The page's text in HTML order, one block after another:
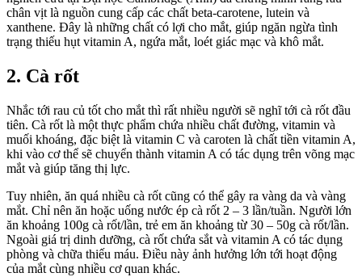
chân vịt là nguồn cung cấp các chất beta-carotene, lutein và
xanthene. Đây là những chất có lợi cho mắt, giúp ngăn ngừa tình
trạng thiếu hụt vitamin A, ngứa mắt, loét giác mạc và khô mắt.
2. Cà rốt
Nhắc tới rau củ tốt cho mắt thì rất nhiều người sẽ nghĩ tới cà rốt đầu
tiên. Cà rốt là một thực phẩm chứa nhiều chất đường, vitamin và
muối khoáng, đặc biệt là vitamin C và caroten là chất tiền vitamin A,
khi vào cơ thể sẽ chuyển thành vitamin A có tác dụng trên võng mạc
mắt và giúp tăng thị lực.
Tuy nhiên, ăn quá nhiều cà rốt cũng có thể gây ra vàng da và vàng
mắt. Chỉ nên ăn hoặc uống nước ép cà rốt 2 – 3 lần/tuần. Người lớn
ăn khoảng 100g cà rốt/lần, trẻ em ăn khoảng từ 30 – 50g cà rốt/lần.
Ngoài giá trị dinh dưỡng, cà rốt chứa sắt và vitamin A có tác dụng
phòng và chữa thiếu máu. Điều này ảnh hưởng lớn tới hoạt động
của mắt cùng nhiều cơ quan khác.